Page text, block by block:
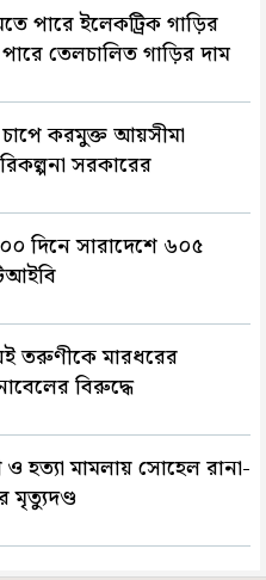
পারে ইলেকট্রিক গাড়ির
তেলচালিত গাড়ির দাম
করমুক্ত আয়সীমা
সরকারের
দিনে সারাদেশে ৬০৫
তরুণীকে মারধরের
বিরুদ্ধে
ও হত্যা মামলায় সোহেল রানা-
মৃত্যুদণ্ড